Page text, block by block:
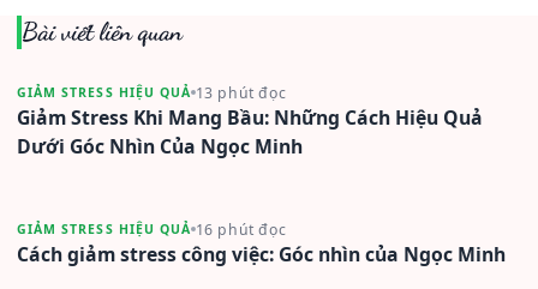
Bài viết liên quan
GIẢM STRESS HIỆU QUẢ 13 phút đọc
Giảm Stress Khi Mang Bầu: Những Cách Hiệu Quả
Dưới Góc Nhìn Của Ngọc Minh
GIẢM STRESS HIỆU QUẢ 16 phút đọc
Cách giảm stress công việc: Góc nhìn của Ngọc Minh